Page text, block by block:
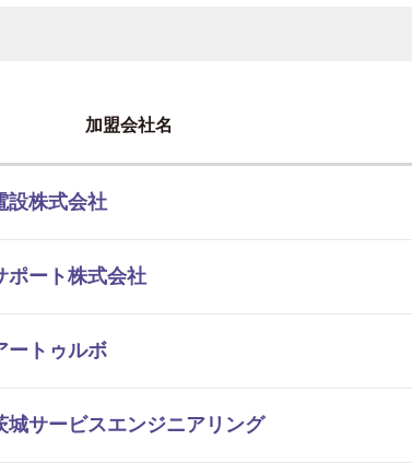
加盟会社名
設株式会社
ポート株式会社
ートゥルボ
城サービスエンジニアリング